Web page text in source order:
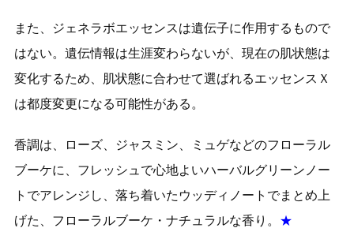
また、ジェネラボエッセンスは遺伝子に作用するもので
はない。遺伝情報は生涯変わらないが、現在の肌状態は
変化するため、肌状態に合わせて選ばれるエッセンスＸ
は都度変更になる可能性がある。
香調は、ローズ、ジャスミン、ミュゲなどのフローラル
ブーケに、フレッシュで心地よいハーバルグリーンノー
トでアレンジし、落ち着いたウッディノートでまとめ上
げた、フローラルブーケ・ナチュラルな香り。 ★